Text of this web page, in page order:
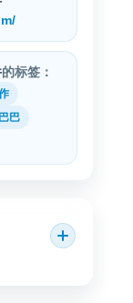
的标签：
巴